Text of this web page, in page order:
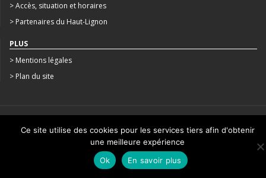
> Accès, situation et horaires
> Partenaires du Haut-Lignon
PLUS
> Mentions légales
> Plan du site
CRÉATION : AGENCE STUDIO N°3
Ce site utilise des cookies pour les services tiers afin d'obtenir
une meilleure expérience
Ok
En savoir plus